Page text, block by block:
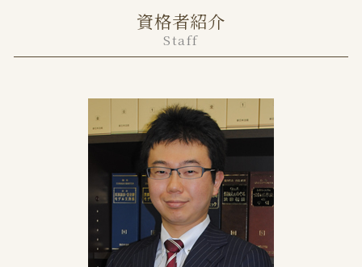
離婚調停 弁護士費用
法定養育費 いつから
養育費 再婚した場合
親権 父親
離婚調停 期間
離婚協議
監護権 証明
離婚協議書
離婚裁判 費用
不動産売買 トラブル 弁護士
土地の境界 トラブル
土地 境界トラブル
任意売却 競売
共有不動産 相続
相続 不動産 共有分割
家賃滞納 自己破産
不動産 トラブル 多い
不動産トラブル 弁護士
不動産トラブル 無料相談
千代田区 不動産トラブル 弁護士
資格者紹介
Staff